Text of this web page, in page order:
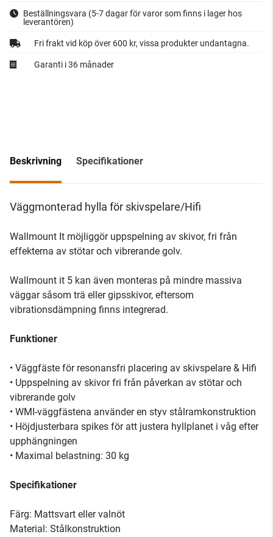
Beställningsvara (5-7 dagar för varor som finns i lager hos
leverantören)
Fri frakt vid köp över 600 kr, vissa produkter undantagna.
Garanti i 36 månader
Beskrivning Specifikationer
Väggmonterad hylla för skivspelare/Hifi
Wallmount It möjliggör uppspelning av skivor, fri från
effekterna av stötar och vibrerande golv.
Wallmount it 5 kan även monteras på mindre massiva
väggar såsom trä eller gipsskivor, eftersom
vibrationsdämpning finns integrerad.
Funktioner
• Väggfäste för resonansfri placering av skivspelare & Hifi
• Uppspelning av skivor fri från påverkan av stötar och
vibrerande golv
• WMI-väggfästena använder en styv stålramkonstruktion
• Höjdjusterbara spikes för att justera hyllplanet i våg efter
upphängningen
• Maximal belastning: 30 kg
Specifikationer
Färg: Mattsvart eller valnöt
Material: Stålkonstruktion